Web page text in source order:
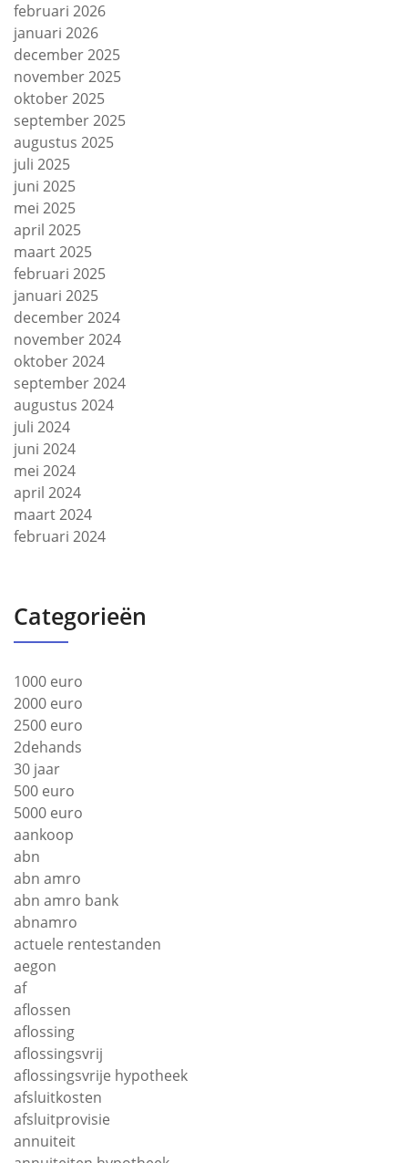
februari 2026
januari 2026
december 2025
november 2025
oktober 2025
september 2025
augustus 2025
juli 2025
juni 2025
mei 2025
april 2025
maart 2025
februari 2025
januari 2025
december 2024
november 2024
oktober 2024
september 2024
augustus 2024
juli 2024
juni 2024
mei 2024
april 2024
maart 2024
februari 2024
Categorieën
1000 euro
2000 euro
2500 euro
2dehands
30 jaar
500 euro
5000 euro
aankoop
abn
abn amro
abn amro bank
abnamro
actuele rentestanden
aegon
af
aflossen
aflossing
aflossingsvrij
aflossingsvrije hypotheek
afsluitkosten
afsluitprovisie
annuiteit